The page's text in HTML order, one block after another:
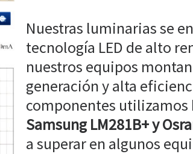
Nuestras luminarias se
tecnología LED de alto
nuestros equipos
generación y alta
componentes utilizamos
Samsung LM281B+ y
a superar en algunos